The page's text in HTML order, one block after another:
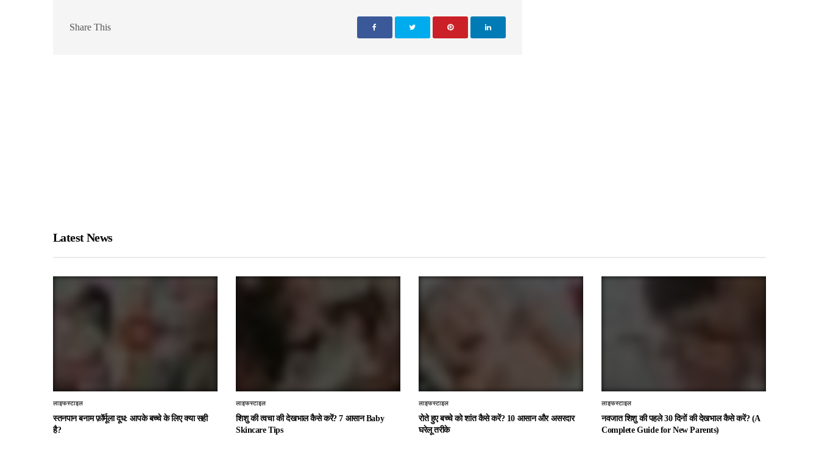
Share This
Latest News
लाइफस्टाइल
स्तनपान बनाम फ़ॉर्मूला दूध: आपके बच्चे के लिए क्या सही
है?
लाइफस्टाइल
शिशु की त्वचा की देखभाल कैसे करें? 7 आसान Baby
Skincare Tips
लाइफस्टाइल
रोते हुए बच्चे को शांत कैसे करें? 10 आसान और असरदार
घरेलू तरीके
लाइफस्टाइल
नवजात शिशु की पहले 30 दिनों की देखभाल कैसे करें? (A
Complete Guide for New Parents)